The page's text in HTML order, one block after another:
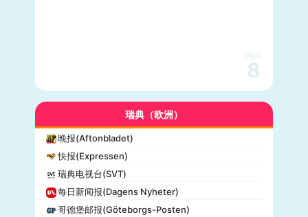
网站
8
瑞典（欧洲）
晚报(Aftonbladet)
快报(Expressen)
瑞典电视台(SVT)
每日新闻报(Dagens Nyheter)
哥德堡邮报(Göteborgs-Posten)